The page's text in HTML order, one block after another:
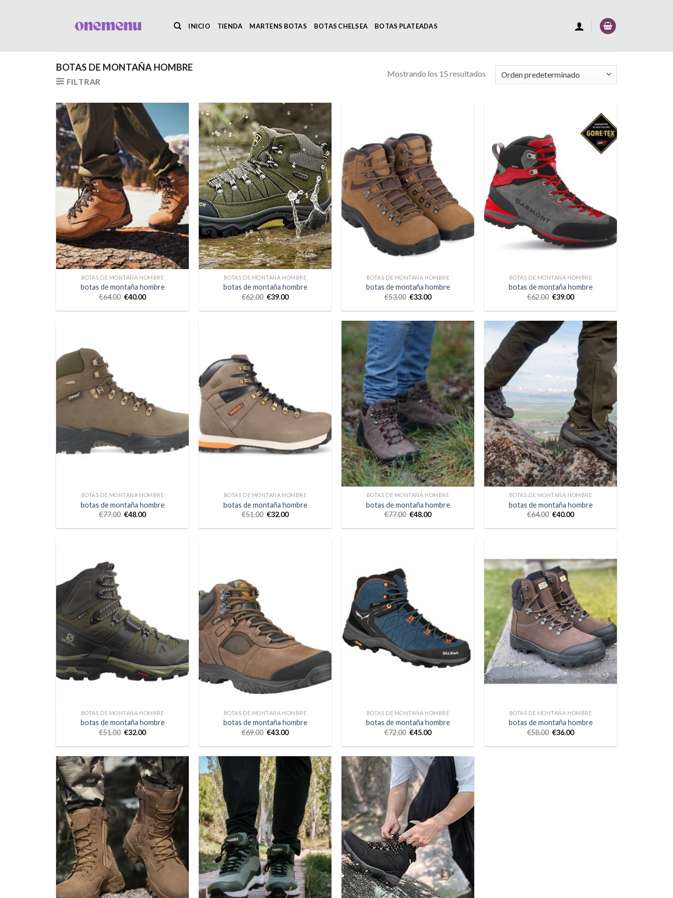
INICIO TIENDA MARTENS BOTAS BOTAS CHELSEA BOTAS PLATEADAS
BOTAS DE MONTAÑA HOMBRE
FILTRAR
Mostrando los 15 resultados
BOTAS DE MONTAÑA HOMBRE
botas de montaña hombre
€64.00 €40.00
BOTAS DE MONTAÑA HOMBRE
botas de montaña hombre
€62.00 €39.00
BOTAS DE MONTAÑA HOMBRE
botas de montaña hombre
€53.00 €33.00
BOTAS DE MONTAÑA HOMBRE
botas de montaña hombre
€62.00 €39.00
BOTAS DE MONTAÑA HOMBRE
botas de montaña hombre
€77.00 €48.00
BOTAS DE MONTAÑA HOMBRE
botas de montaña hombre
€51.00 €32.00
BOTAS DE MONTAÑA HOMBRE
botas de montaña hombre
€77.00 €48.00
BOTAS DE MONTAÑA HOMBRE
botas de montaña hombre
€64.00 €40.00
BOTAS DE MONTAÑA HOMBRE
botas de montaña hombre
€51.00 €32.00
BOTAS DE MONTAÑA HOMBRE
botas de montaña hombre
€69.00 €43.00
BOTAS DE MONTAÑA HOMBRE
botas de montaña hombre
€72.00 €45.00
BOTAS DE MONTAÑA HOMBRE
botas de montaña hombre
€58.00 €36.00